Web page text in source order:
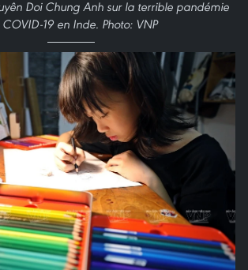
Doi Chung Anh sur la terrible pandémie
19 en Inde. Photo: VNP